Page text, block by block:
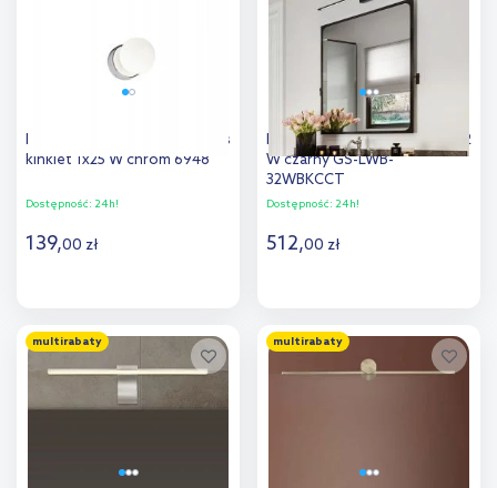
Nowodvorski Lighting Brazos
kinkiet 1x25 W chrom 6948
Dostępność: 24h!
139,00 zł
Dodaj do
porównania
Light Prestige Isla kinkiet 1x32
W czarny GS-LWB-
32WBKCCT
Dostępność: 24h!
512,00 zł
Dodaj do
multirabaty multirabaty